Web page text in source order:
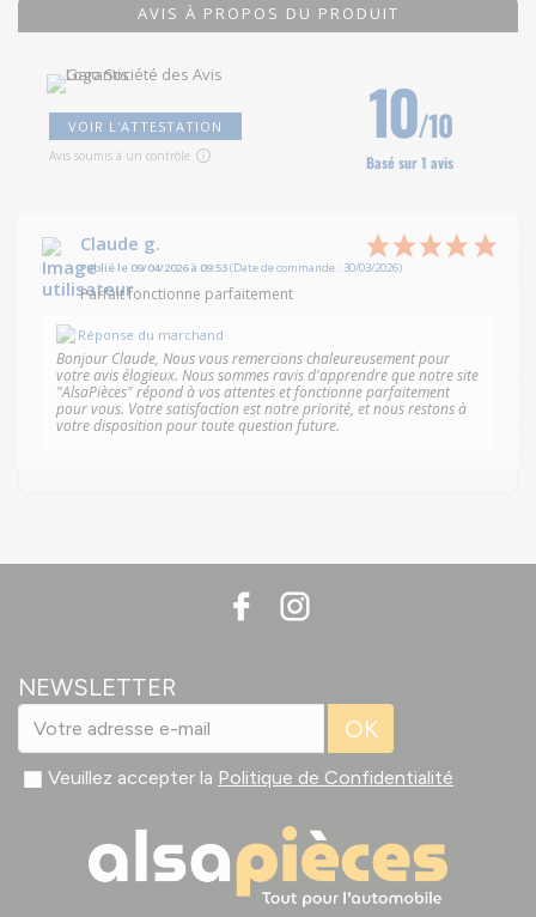
AVIS À PROPOS DU PRODUIT
VOIR L'ATTESTATION
Avis soumis à un contrôle
10/10
Basé sur 1 avis
Claude g.
Publié le 09/04/2026 à 09:53(Date de commande : 30/03/2026)
Parfait fonctionne parfaitement
Réponse du marchand
Bonjour Claude, Nous vous remercions chaleureusement pour
votre avis élogieux. Nous sommes ravis d'apprendre que notre site
"AlsaPièces" répond à vos attentes et fonctionne parfaitement
pour vous. Votre satisfaction est notre priorité, et nous restons à
votre disposition pour toute question future.
NEWSLETTER
OK
Veuillez accepter la Politique de Confidentialité